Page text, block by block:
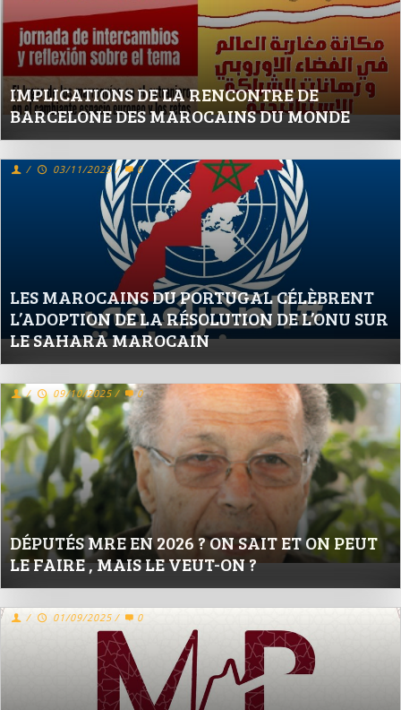
IMPLICATIONS DE LA RENCONTRE DE
BARCELONE DES MAROCAINS DU MONDE
LES MAROCAINS DU PORTUGAL CÉLÈBRENT
L’ADOPTION DE LA RÉSOLUTION DE L’ONU SUR
LE SAHARA MAROCAIN
/ 03/11/2025 / 0
DÉPUTÉS MRE EN 2026 ? ON SAIT ET ON PEUT
LE FAIRE , MAIS LE VEUT-ON ?
/ 09/10/2025 / 0
/ 01/09/2025 / 0